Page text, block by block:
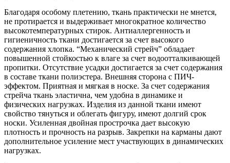
Благодаря особому плетению, ткань практически не мнется,
не протирается и выдерживает многократное количество
высокотемпературных стирок. Антиаллергенность и
гигиеничность ткани достигается за счет высокого
содержания хлопка. “Механический стрейч” обладает
повышенной стойкостью к влаге за счет водоотталкивающей
пропитки. Отсутствие усадки достигается за счет содержания
в составе ткани полиэстера. Внешняя сторона с ПИЧ-
эффектом. Приятная и мягкая в носке. За счет содержания
стрейча ткань эластична, чем удобна в динамике и
физических нагрузках. Изделия из данной ткани имеют
свойство тянуться и облегать фигуру, имеют долгий срок
носки. Усиленная двойная прострочка дает высокую
плотность и прочность на разрыв. Закрепки на карманы дают
дополнительное усиление мест участвующих в динамических
нагрузках.